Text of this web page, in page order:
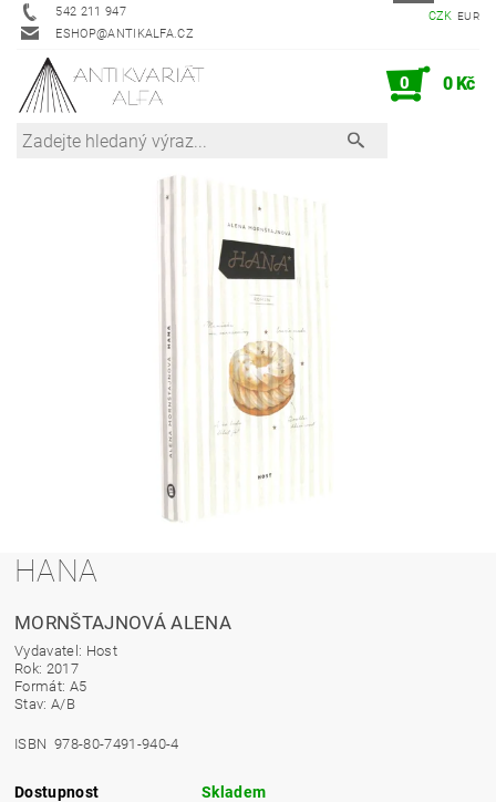
542 211 947
ESHOP@ANTIKALFA.CZ
CZK EUR
0 0 Kč
HANA
MORNŠTAJNOVÁ ALENA
Vydavatel: Host
Rok: 2017
Formát: A5
Stav: A/B
ISBN 978-80-7491-940-4
Dostupnost Skladem